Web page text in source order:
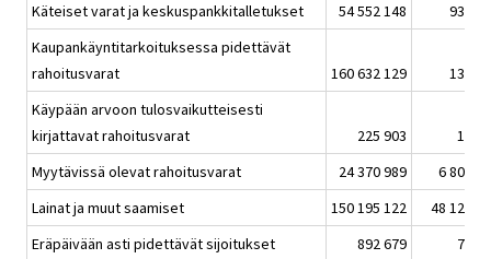
Käteiset varat ja keskuspankkitalletukset
54 552 148
934
Kaupankäyntitarkoituksessa pidettävät
rahoitusvarat
160 632 129
134
Käypään arvoon tulosvaikutteisesti
kirjattavat rahoitusvarat
225 903
12
Myytävissä olevat rahoitusvarat
24 370 989
6 807
Lainat ja muut saamiset
150 195 122
48 120
Eräpäivään asti pidettävät sijoitukset
892 679
75